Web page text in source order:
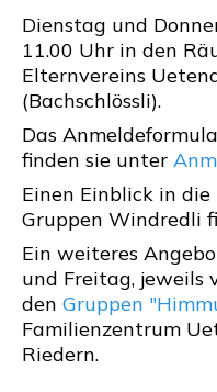
Dienstag und
11.00 Uhr in den
Elternvereins
(Bachschlössli).
Das
finden sie unter
Einen Einblick in
Gruppen Windredli
Ein weiteres
und Freitag, jeweils
den Gruppen
Familienzentrum
Riedern.